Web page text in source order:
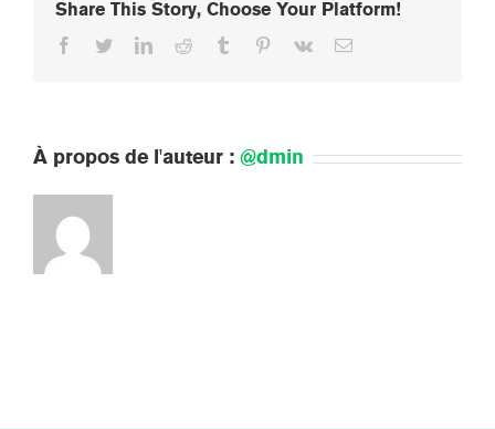
Share This Story, Choose Your Platform!
Facebook
TwitterLinkedInReddit Tumblr Pinterest
Vk Email
À propos de l'auteur : @dmin